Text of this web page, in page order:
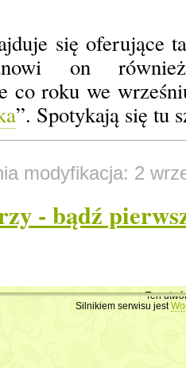
się oferujące
on
co roku we
”. Spotykają się tu
modyfikacja: 2
- bądź
Imię lub pseudonim
Ten
Silnikiem serwisu jest